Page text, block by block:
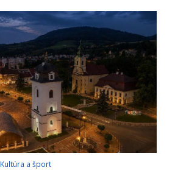
Kultúra a šport